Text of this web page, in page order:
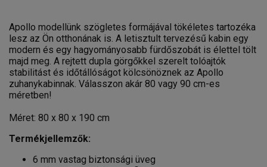
Apollo modellünk szögletes formájával tökéletes tartozéka
lesz az Ön otthonának is. A letisztult tervezésű kabin egy
modern és egy hagyományosabb fürdőszobát is élettel tölt
majd meg. A rejtett dupla görgőkkel szerelt tolóajtók
stabilitást és időtállóságot kölcsönöznek az Apollo
zuhanykabinnak. Válasszon akár 80 vagy 90 cm-es
méretben!
Méret: 80 x 80 x 190 cm
Termékjellemzők:
6 mm vastag biztonsági üveg